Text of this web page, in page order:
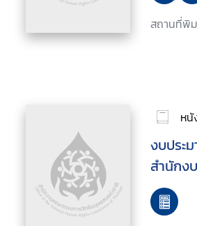
สถานที่พิ
หนั
งบประ
สำนักง